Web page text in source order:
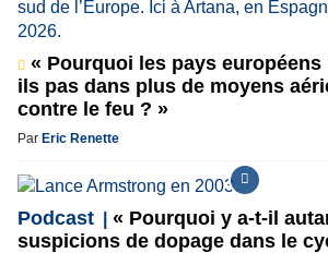
« Pourquoi les pays européens
ils pas dans plus de moyens
contre le feu ? »
Par Eric Renette
Podcast
« Pourquoi y a-t-il
suspicions de dopage dans le